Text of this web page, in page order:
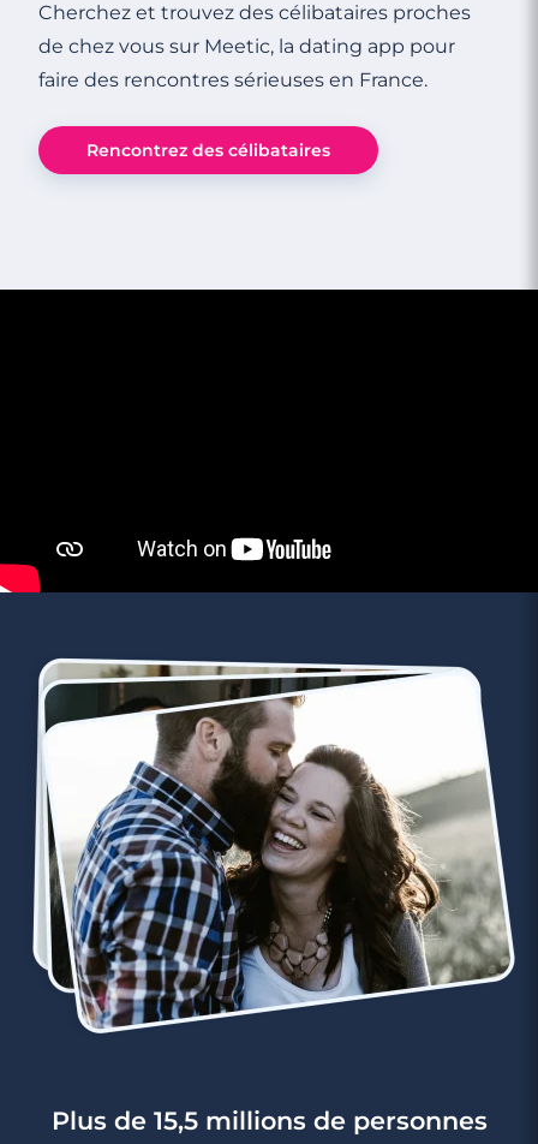
Cherchez et trouvez des célibataires proches
de chez vous sur Meetic, la dating app pour
faire des rencontres sérieuses en France.
Rencontrez des célibataires
Plus de 15,5 millions de personnes